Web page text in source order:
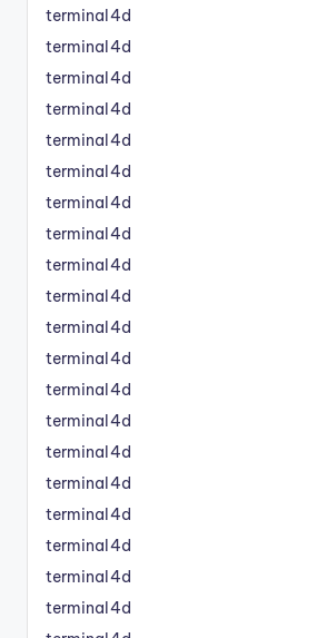
terminal4d
terminal4d
terminal4d
terminal4d
terminal4d
terminal4d
terminal4d
terminal4d
terminal4d
terminal4d
terminal4d
terminal4d
terminal4d
terminal4d
terminal4d
terminal4d
terminal4d
terminal4d
terminal4d
terminal4d